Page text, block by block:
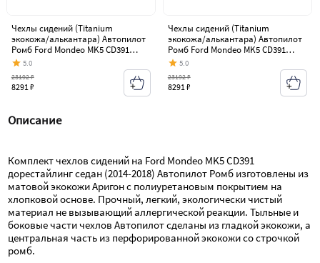
Чехлы сидений (Titanium
экокожа/алькантара) Автопилот
Ромб Ford Mondeo MK5 CD391
дорестайлинг седан (2014-2018)
5.0
8291 ₽
23192 ₽
Чехлы сидений (Titanium
экокожа/алькантара) Автопилот
Ромб Ford Mondeo MK5 CD391
дорестайлинг седан (2014-2018)
5.0
8291 ₽
23192 ₽
Описание
Комплект чехлов сидений на Ford Mondeo MK5 CD391
дорестайлинг седан (2014-2018) Автопилот Ромб изготовлены из
матовой экокожи Аригон с полиуретановым покрытием на
хлопковой основе. Прочный, легкий, экологически чистый
материал не вызывающий аллергической реакции. Тыльные и
боковые части чехлов Автопилот сделаны из гладкой экокожи, а
центральная часть из перфорированной экокожи со строчкой
ромб.